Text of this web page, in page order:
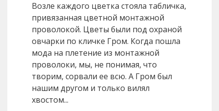
Возле каждого цветка стояла табличка,
привязанная цветной монтажной
проволокой. Цветы были под охраной
овчарки по кличке Гром. Когда пошла
мода на плетение из монтажной
проволоки, мы, не понимая, что
творим, сорвали ее всю. А Гром был
нашим другом и только вилял
хвостом...